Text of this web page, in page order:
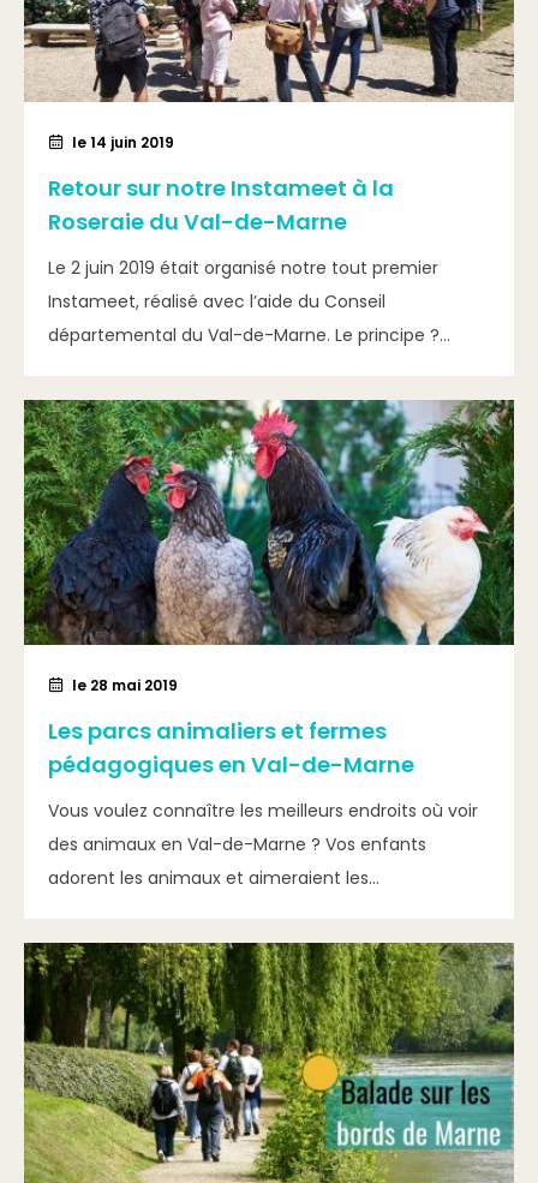
le 14 juin 2019
Retour sur notre Instameet à la
Roseraie du Val-de-Marne
Le 2 juin 2019 était organisé notre tout premier
Instameet, réalisé avec l’aide du Conseil
départemental du Val-de-Marne. Le principe ?...
le 28 mai 2019
Les parcs animaliers et fermes
pédagogiques en Val-de-Marne
Vous voulez connaître les meilleurs endroits où voir
des animaux en Val-de-Marne ? Vos enfants
adorent les animaux et aimeraient les...